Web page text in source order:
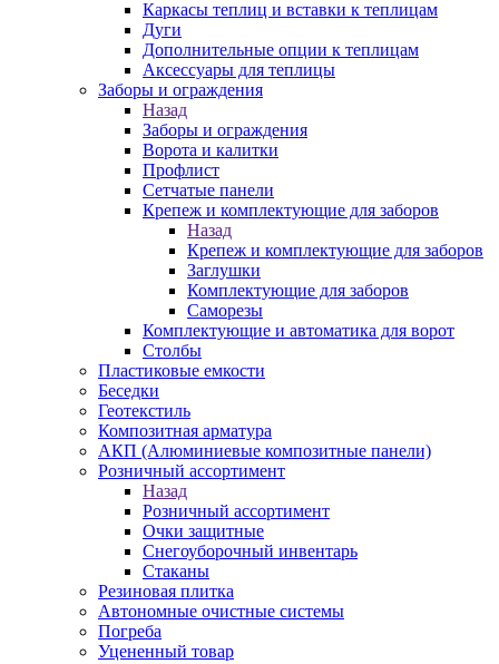
Каркасы теплиц и вставки к теплицам
Дуги
Дополнительные опции к теплицам
Аксессуары для теплицы
Заборы и ограждения
Назад
Заборы и ограждения
Ворота и калитки
Профлист
Сетчатые панели
Крепеж и комплектующие для заборов
Назад
Крепеж и комплектующие для заборов
Заглушки
Комплектующие для заборов
Саморезы
Комплектующие и автоматика для ворот
Столбы
Пластиковые емкости
Беседки
Геотекстиль
Композитная арматура
АКП (Алюминиевые композитные панели)
Розничный ассортимент
Назад
Розничный ассортимент
Очки защитные
Снегоуборочный инвентарь
Стаканы
Резиновая плитка
Автономные очистные системы
Погреба
Уцененный товар